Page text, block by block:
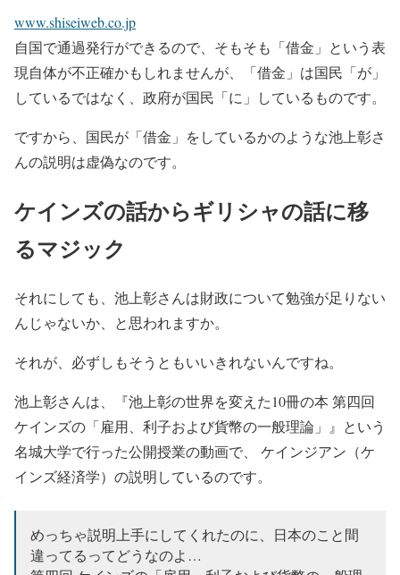
www.shiseiweb.co.jp
自国で通過発行ができるので、そもそも「借金」という表
現自体が不正確かもしれませんが、「借金」は国民「が」
しているではなく、政府が国民「に」しているものです。
ですから、国民が「借金」をしているかのような池上彰さ
んの説明は虚偽なのです。
ケインズの話からギリシャの話に移
るマジック
それにしても、池上彰さんは財政について勉強が足りない
んじゃないか、と思われますか。
それが、必ずしもそうともいいきれないんですね。
池上彰さんは、『池上彰の世界を変えた10冊の本 第四回
ケインズの「雇用、利子および貨幣の一般理論」』という
名城大学で行った公開授業の動画で、 ケインジアン（ケ
インズ経済学）の説明しているのです。
めっちゃ説明上手にしてくれたのに、日本のこと間
違ってるってどうなのよ…